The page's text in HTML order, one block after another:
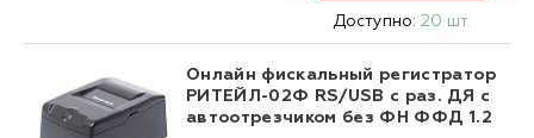
Доступно: 20 шт.
Онлайн фискальный регистратор
РИТЕЙЛ-02Ф RS/USB с раз. ДЯ с
автоотрезчиком без ФН ФФД 1.2